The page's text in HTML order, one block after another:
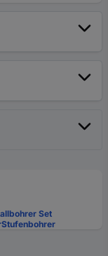
Set
Stufenbohrer